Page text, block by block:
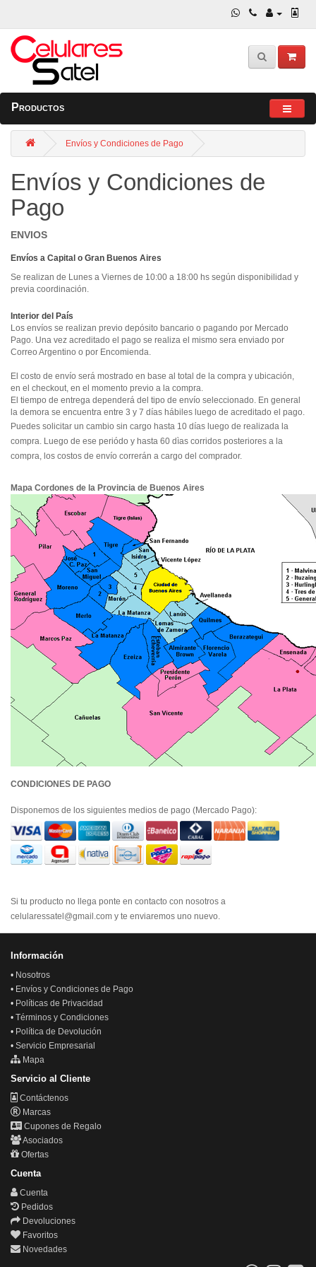
Productos
Envíos y Condiciones de Pago
Envíos y Condiciones de
Pago
ENVIOS
Envíos a Capital o Gran Buenos Aires
Se realizan de Lunes a Viernes de 10:00 a 18:00 hs según disponibilidad y
previa coordinación.
Interior del País
Los envíos se realizan previo depósito bancario o pagando por Mercado
Pago. Una vez acreditado el pago se realiza el mismo sera enviado por
Correo Argentino o por Encomienda.
El costo de envío será mostrado en base al total de la compra y ubicación,
en el checkout, en el momento previo a la compra.
El tiempo de entrega dependerá del tipo de envío seleccionado. En general
la demora se encuentra entre 3 y 7 días hábiles luego de acreditado el pago.
Puedes solicitar un cambio sin cargo hasta 10 días luego de realizada la
compra. Luego de ese periódo y hasta 60 dìas corridos posteriores a la
compra, los costos de envío correrán a cargo del comprador.
Mapa Cordones de la Provincia de Buenos Aires
CONDICIONES DE PAGO
Disponemos de los siguientes medios de pago (Mercado Pago):
Si tu producto no llega ponte en contacto con nosotros a
celularessatel@gmail.com y te enviaremos uno nuevo.
Información
• Nosotros
• Envíos y Condiciones de Pago
• Políticas de Privacidad
• Términos y Condiciones
• Política de Devolución
• Servicio Empresarial
Mapa
Servicio al Cliente
Contáctenos
Marcas
Cupones de Regalo
Asociados
Ofertas
Cuenta
Cuenta
Pedidos
Devoluciones
Favoritos
Novedades